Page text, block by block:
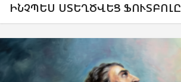
ԻՆՉՊԵՍ ՍՏԵՂԾՎԵՑ ՖՈՒՏԲՈԼԸ